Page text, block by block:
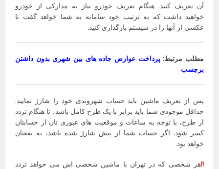
آن تعریف کنید. هنگام تعریف خودرو نیاز به مدارکی از خودرو
خواهید داشت که به ترتیب خود سامانه به شما خواهد گفت تا
عکسی از آنها را در سیستم بارگذاری کنید.
مطلب مرتبط:پرداخت عوارض جاده های بین شهری بدون داشتن
برچسب
پس از تعریف ماشین باید حساب شهروندی خود را شارژ نمایید.
حداقل موجودی شما باید برابر با یک طرح کامل باشد، تا هنگام تردد
از طرح، با توجه به ساعات و موقعیت های عبوری تان از حسابتان
کسر شود. اگر حساب شما از پیش شارژ شده باشد، به نفعتان
خواهد بود.
!!هر شخصی که در تهران با ماشین شخصی اش می خواهد تردد